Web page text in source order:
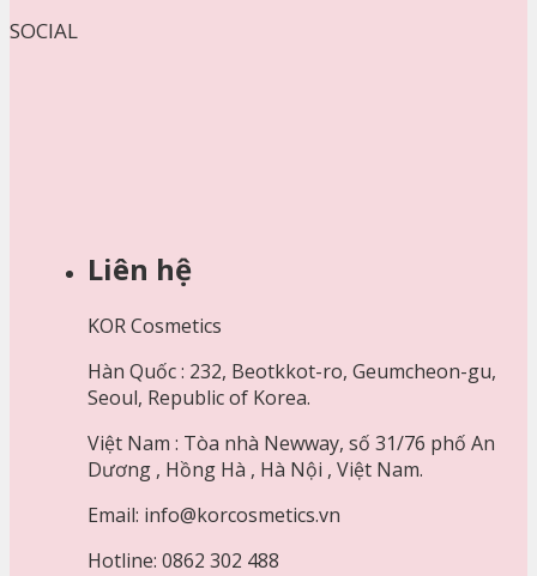
SOCIAL
Liên hệ
KOR Cosmetics
Hàn Quốc : 232, Beotkkot-ro, Geumcheon-gu,
Seoul, Republic of Korea.
Việt Nam : Tòa nhà Newway, số 31/76 phố An
Dương , Hồng Hà , Hà Nội , Việt Nam.
Email: info@korcosmetics.vn
Hotline: 0862 302 488